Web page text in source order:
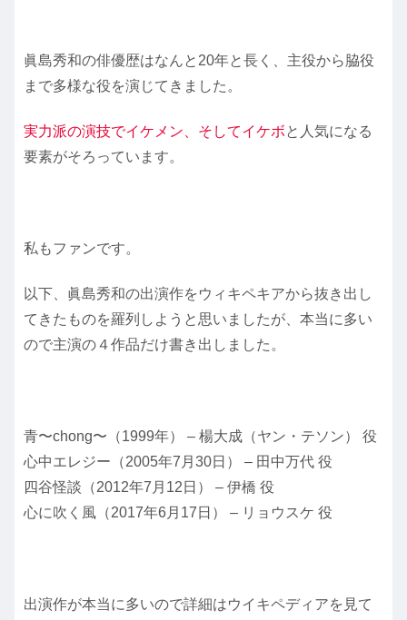
眞島秀和の俳優歴はなんと20年と長く、主役から脇役
まで多様な役を演じてきました。
実力派の演技でイケメン、そしてイケボと人気になる
要素がそろっています。
私もファンです。
以下、眞島秀和の出演作をウィキペキアから抜き出し
てきたものを羅列しようと思いましたが、本当に多い
ので主演の４作品だけ書き出しました。
青〜chong〜（1999年） – 楊大成（ヤン・テソン） 役
心中エレジー（2005年7月30日） – 田中万代 役
四谷怪談（2012年7月12日） – 伊橋 役
心に吹く風（2017年6月17日） – リョウスケ 役
出演作が本当に多いので詳細はウイキペディアを見て